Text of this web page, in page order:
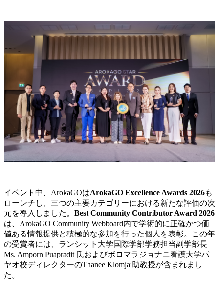
イベント中、ArokaGOはArokaGO Excellence Awards 2026も
ローンチし、三つの主要カテゴリーにおける新たな評価の次
元を導入しました。 Best Community Contributor Award 2026
は、ArokaGO Community Webboard内で学術的に正確かつ価
値ある情報提供と積極的な参加を行った個人を表彰。この年
の受賞者には、ランシット大学国際学部学務担当副学部長
Ms. Amporn Puapradit 氏およびボロマラジョナニ看護大学パ
ヤオ校ディレクターのThanee Klomjai助教授が含まれまし
た。